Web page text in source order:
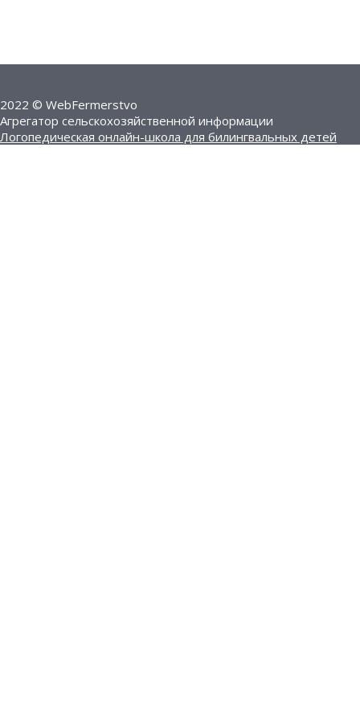
2022 © WebFermerstvo
Агрегатор сельскохозяйственной информации
Логопедическая онлайн-школа для билингвальных детей